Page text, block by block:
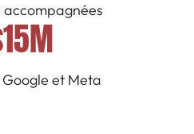
et Meta